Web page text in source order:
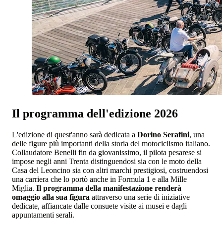
Il programma dell'edizione 2026
L'edizione di quest'anno sarà dedicata a Dorino Serafini, una
delle figure più importanti della storia del motociclismo italiano.
Collaudatore Benelli fin da giovanissimo, il pilota pesarese si
impose negli anni Trenta distinguendosi sia con le moto della
Casa del Leoncino sia con altri marchi prestigiosi, costruendosi
una carriera che lo portò anche in Formula 1 e alla Mille
Miglia. Il programma della manifestazione renderà
omaggio alla sua figura attraverso una serie di iniziative
dedicate, affiancate dalle consuete visite ai musei e dagli
appuntamenti serali.